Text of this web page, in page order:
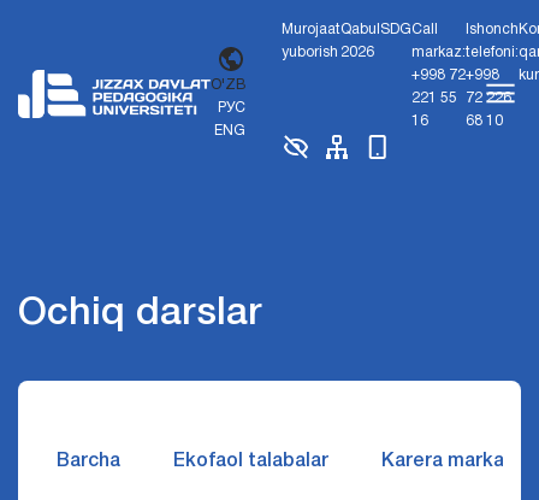
O'ZB
РУС
ENG
Murojaat
yuborish
Qabul
2026
SDGCall
markaz:
+998 72
221 55
16
Ishonch
telefoni:
+998
72 226
68 10
Ochiq darslar
Barcha Ekofaol talabalar Karera markazi